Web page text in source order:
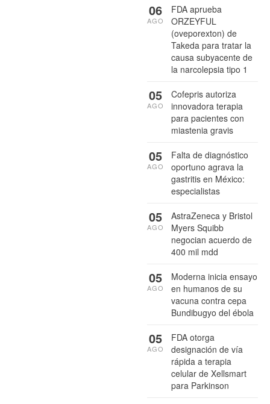
FDA aprueba
ORZEYFUL
(oveporexton) de
Takeda para tratar la
causa subyacente de
la narcolepsia tipo 1
06
AGO
Cofepris autoriza
innovadora terapia
para pacientes con
miastenia gravis
05
AGO
Falta de diagnóstico
oportuno agrava la
gastritis en México:
especialistas
05
AGO
AstraZeneca y Bristol
Myers Squibb
negocian acuerdo de
400 mil mdd
05
AGO
Moderna inicia ensayo
en humanos de su
vacuna contra cepa
Bundibugyo del ébola
05
AGO
FDA otorga
designación de vía
rápida a terapia
celular de Xellsmart
para Parkinson
05
AGO